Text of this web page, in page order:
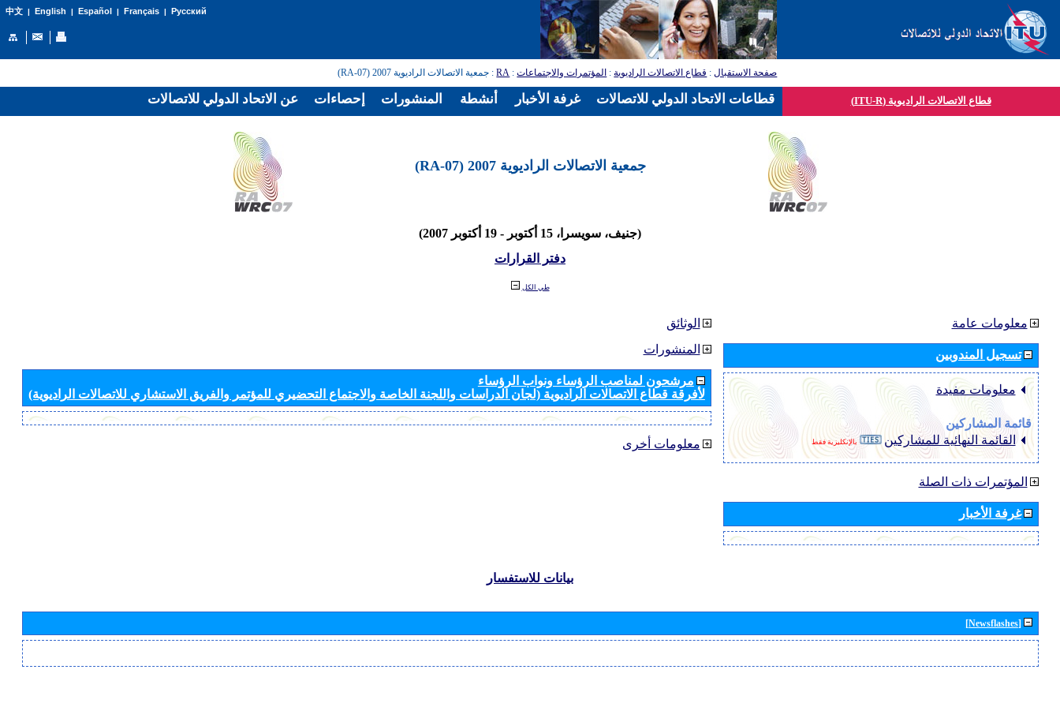
中文| English | Español | Français| Русский
صفحة الاستقبال: قطاع الاتصالات الراديوية: المؤتمرات والاجتماعات:
RA: جمعية الاتصالات الراديوية 2007 (RA-07)
قطاع الاتصالات الراديوية (ITU-R)
جمعية الاتصالات الراديوية 2007 (RA-07)
(جنيف، سويسرا، 15 أكتوبر - 19 أكتوبر 2007)
دفتر القرارات
طي الكل
الوثائق
المنشورات
مرشحون لمناصب الرؤساء ونواب الرؤساء
لأفرقة قطاع الاتصالات الراديوية (لجان الدراسات واللجنة الخاصة والاجتماع التحضيري للمؤتمر والفريق الاستشاري للاتصالات الراديوية)
معلومات أخرى
معلومات عامة
تسجيل المندوبين
معلومات مفيدة
قائمة المشاركين
القائمة النهائية للمشاركين
بالإنكليزية فقط
المؤتمرات ذات الصلة
غرفة الأخبار
بيانات للاستفسار
[Newsflashes]
عن الاتحاد الدولي للاتصالات إحصاءات المنشورات أنشطة غرفة الأخبار قطاعات الاتحاد الدولي للاتصالات